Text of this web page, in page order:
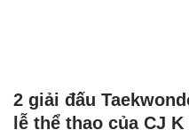
2 giải đấu
lễ thể thao của CJ K